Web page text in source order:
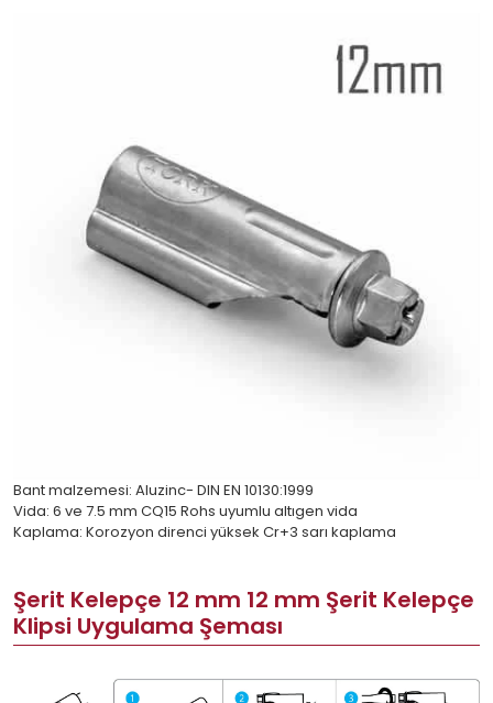
Bant malzemesi: Aluzinc- DIN EN 10130:1999
Vida: 6 ve 7.5 mm CQ15 Rohs uyumlu altıgen vida
Kaplama: Korozyon direnci yüksek Cr+3 sarı kaplama
Şerit Kelepçe 12 mm 12 mm Şerit Kelepçe
Klipsi Uygulama Şeması